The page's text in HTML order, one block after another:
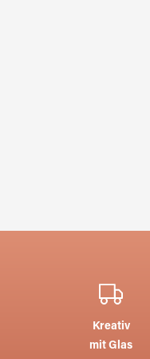
Kreativ
mit Glas